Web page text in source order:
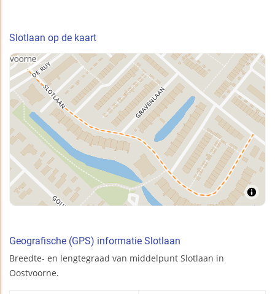
Slotlaan op de kaart
Geografische (GPS) informatie Slotlaan
Breedte- en lengtegraad van middelpunt Slotlaan in
Oostvoorne.